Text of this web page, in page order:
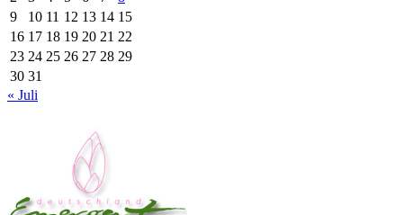
9
10 11 12 13 14 15
16 17 18 19 20 21 22
23 24 25 26 27 28 29
30 31
« Juli